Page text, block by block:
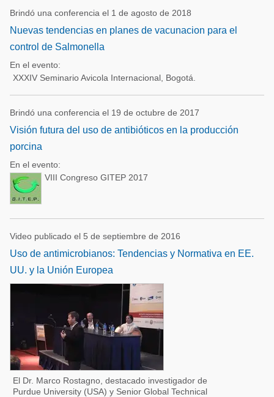
Brindó una conferencia el 1 de agosto de 2018
Nuevas tendencias en planes de vacunacion para el
control de Salmonella
En el evento:
XXXIV Seminario Avicola Internacional, Bogotá.
Brindó una conferencia el 19 de octubre de 2017
Visión futura del uso de antibióticos en la producción
porcina
En el evento:
VIII Congreso GITEP 2017
Video publicado el 5 de septiembre de 2016
Uso de antimicrobianos: Tendencias y Normativa en EE.
UU. y la Unión Europea
El Dr. Marco Rostagno, destacado investigador de
Purdue University (USA) y Senior Global Technical